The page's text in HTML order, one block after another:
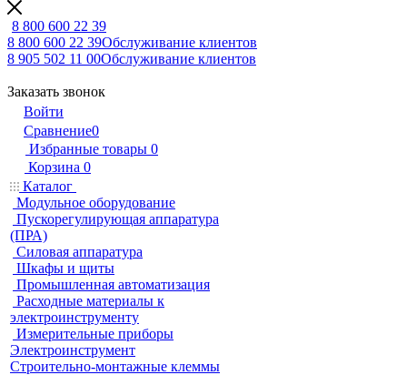
8 800 600 22 39
8 800 600 22 39Обслуживание клиентов
8 905 502 11 00Обслуживание клиентов
Заказать звонок
Войти
Сравнение0
Избранные товары 0
Корзина 0
Каталог
Модульное оборудование
Пускорегулирующая аппаратура
(ПРА)
Силовая аппаратура
Шкафы и щиты
Промышленная автоматизация
Расходные материалы к
электроинструменту
Измерительные приборы
Электроинструмент
Строительно-монтажные клеммы